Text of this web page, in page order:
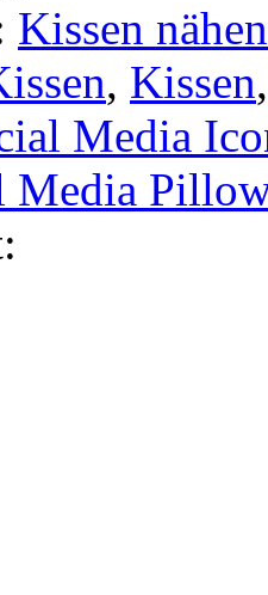
Kissen nähen
, Kissen
Media
Media